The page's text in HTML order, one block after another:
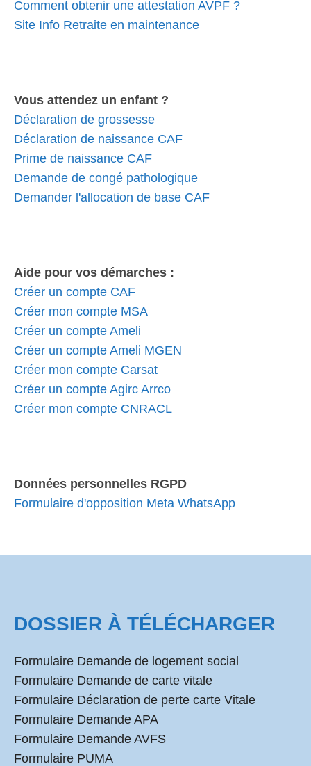
Comment obtenir une attestation AVPF ?
Site Info Retraite en maintenance
Vous attendez un enfant ?
Déclaration de grossesse
Déclaration de naissance CAF
Prime de naissance CAF
Demande de congé pathologique
Demander l'allocation de base CAF
Aide pour vos démarches :
Créer un compte CAF
Créer mon compte MSA
Créer un compte Ameli
Créer un compte Ameli MGEN
Créer mon compte Carsat
Créer un compte Agirc Arrco
Créer mon compte CNRACL
Données personnelles RGPD
Formulaire d'opposition Meta WhatsApp
DOSSIER À TÉLÉCHARGER
Formulaire Demande de logement social
Formulaire Demande de carte vitale
Formulaire Déclaration de perte carte Vitale
Formulaire Demande APA
Formulaire Demande AVFS
Formulaire PUMA